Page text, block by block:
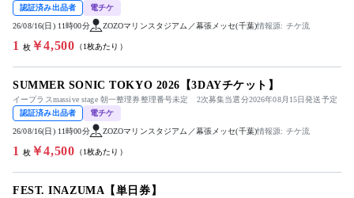
認証済み出品者
電チケ
26/08/16(日) 11時00分 ZOZOマリンスタジアム／幕張メッセ(千葉)情報源: チケ流
1 枚￥4,500 （1枚あたり）
SUMMER SONIC TOKYO 2026【3DAYチケット】
イープラスmassive stage 朝一整理券整理番号未定 2次募集当選分2026年08月15日発送予定
認証済み出品者
電チケ
26/08/16(日) 11時00分 ZOZOマリンスタジアム／幕張メッセ(千葉)情報源: チケ流
1 枚￥4,500 （1枚あたり）
FEST. INAZUMA【単日券】